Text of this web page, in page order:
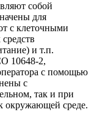
собой
для
с клеточными
и т.п.
10648-2,
с помощью
с
так и при
окружающей среде.